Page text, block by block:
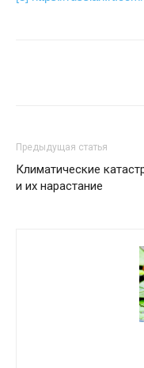
Предыдущая статья
Климатические
и их нарастание